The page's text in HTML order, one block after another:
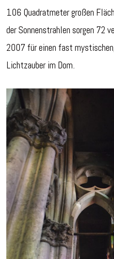
106 Quadratmeter großen
der Sonnenstrahlen sorgen 72
2007 für einen fast
Lichtzauber im Dom.